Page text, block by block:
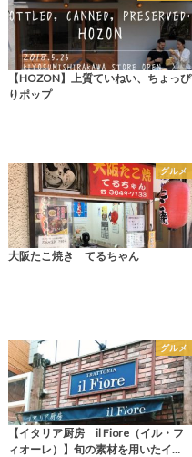
【HOZON】上質ていねい、ちょっぴ
りポップ
グルメ
大阪たこ焼き てるちゃん
グルメ
【イタリア厨房 il Fiore（イル・フ
ィオーレ）】旬の素材を用いたイ…